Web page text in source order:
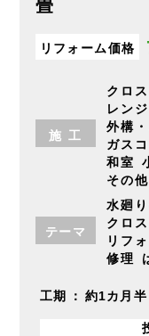
畳
リフォーム価格
施 工
クロス
レン
外構
ガス
和室
その他
テーマ
水廻
クロ
リフ
修理
工期 約1カ月半